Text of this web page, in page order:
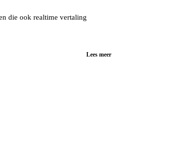
die ook realtime vertaling
Lees meer